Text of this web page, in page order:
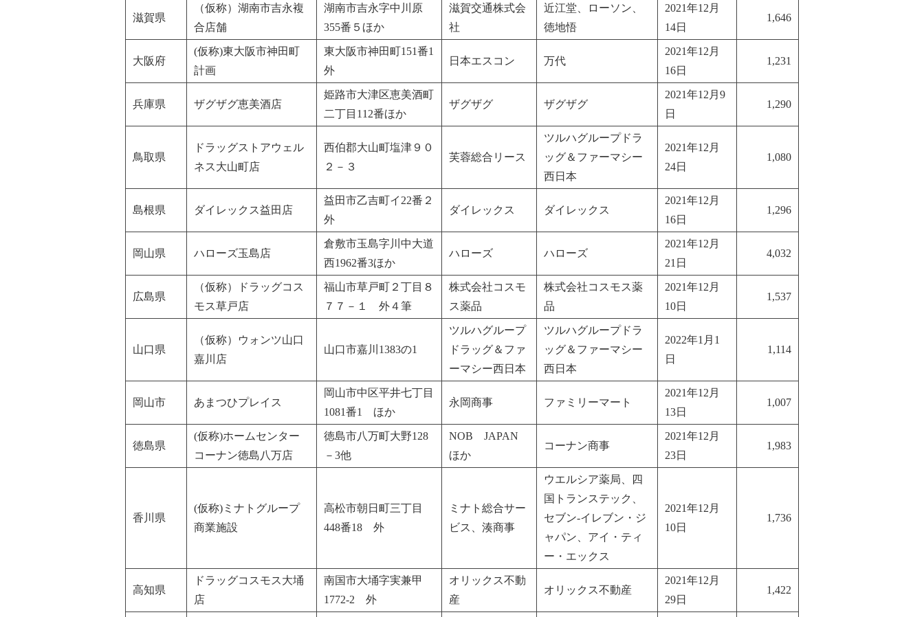
滋賀県
（仮称）湖南市吉永複
合店舗
湖南市吉永字中川原
355番５ほか
滋賀交通株式会
社
近江堂、ローソン、
徳地悟
2021年12月
14日
1,646
大阪府
(仮称)東大阪市神田町
計画
東大阪市神田町151番1
外
日本エスコン 万代
2021年12月
16日
1,231
兵庫県 ザグザグ恵美酒店
姫路市大津区恵美酒町
二丁目112番ほか
ザグザグ ザグザグ
2021年12月9
日
1,290
鳥取県
ドラッグストアウェル
ネス大山町店
西伯郡大山町塩津９０
２－３
芙蓉総合リース
ツルハグループドラ
ッグ＆ファーマシー
西日本
2021年12月
24日
1,080
島根県 ダイレックス益田店
益田市乙吉町イ22番２
外
ダイレックス ダイレックス
2021年12月
16日
1,296
岡山県 ハローズ玉島店
倉敷市玉島字川中大道
西1962番3ほか
ハローズ ハローズ
2021年12月
21日
4,032
広島県
（仮称）ドラッグコス
モス草戸店
福山市草戸町２丁目８
７７－１ 外４筆
株式会社コスモ
ス薬品
株式会社コスモス薬
品
2021年12月
10日
1,537
山口県
（仮称）ウォンツ山口
嘉川店
山口市嘉川1383の1
ツルハグループ
ドラッグ＆ファ
ーマシー西日本
ツルハグループドラ
ッグ＆ファーマシー
西日本
2022年1月1
日
1,114
岡山市 あまつひプレイス
岡山市中区平井七丁目
1081番1 ほか
永岡商事 ファミリーマート
2021年12月
13日
1,007
徳島県
(仮称)ホームセンター
コーナン徳島八万店
徳島市八万町大野128
－3他
NOB JAPAN
ほか
コーナン商事
2021年12月
23日
1,983
香川県
(仮称)ミナトグループ
商業施設
高松市朝日町三丁目
448番18 外
ミナト総合サー
ビス、湊商事
ウエルシア薬局、四
国トランステック、
セブン-イレブン・ジ
ャパン、アイ・ティ
ー・エックス
2021年12月
10日
1,736
高知県
ドラッグコスモス大埇
店
南国市大埇字実兼甲
1772-2 外
オリックス不動
産
オリックス不動産
2021年12月
29日
1,422